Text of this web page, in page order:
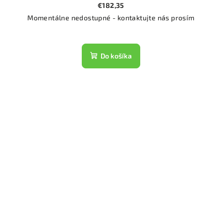
€182,35
Momentálne nedostupné - kontaktujte nás prosím
Do košíka